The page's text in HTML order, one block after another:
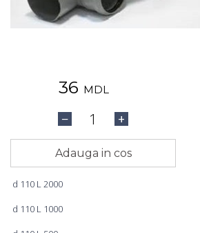
36 MDL
− 1 +
Adauga in cos
d 110 L 2000
d 110 L 1000